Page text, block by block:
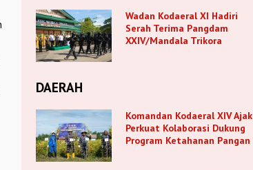
Wadan Kodaeral XI Hadiri
Serah Terima Pangdam
XXIV/Mandala Trikora
DAERAH
Komandan Kodaeral XIV Ajak
Perkuat Kolaborasi Dukung
Program Ketahanan Pangan